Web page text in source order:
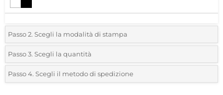
Passo 2. Scegli la modalità di stampa
*Seleziona la posizione di stampa e il colore del vostro logo:
1 Colore (In basso)
Passo 3. Scegli la quantità
*Quantità desiderata:
Passo 4. Scegli il metodo di spedizione